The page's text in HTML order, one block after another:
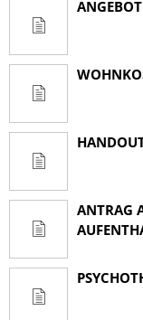
ANTRAG